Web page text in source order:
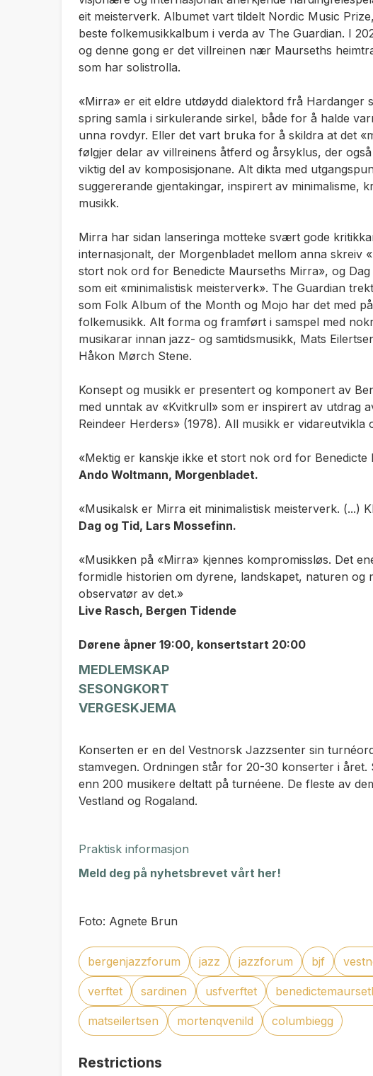
eit meisterverk. Albumet vart tildelt Nordic Music
beste folkemusikkalbum i verda av The Guardian. I
og denne gong er det villreinen nær Maurseths
som har solistrolla.
«Mirra» er eit eldre utdøydd dialektord frå Hardanger
spring samla i sirkulerande sirkel, både for å halde
unna rovdyr. Eller det vart bruka for å skildra at det
følgjer delar av villreinens åtferd og årsyklus, der
viktig del av komposisjonane. Alt dikta med
suggererande gjentakingar, inspirert av minimalisme,
musikk.
Mirra har sidan lanseringa motteke svært gode
internasjonalt, der Morgenbladet mellom anna skreiv
stort nok ord for Benedicte Maurseths Mirra», og
som eit «minimalistisk meisterverk». The Guardian
som Folk Album of the Month og Mojo har det med
folkemusikk. Alt forma og framført i samspel med
musikarar innan jazz- og samtidsmusikk, Mats
Håkon Mørch Stene.
Konsept og musikk er presentert og komponert av
med unntak av «Kvitkrull» som er inspirert av utdrag
Reindeer Herders» (1978). All musikk er vidareutvikla
«Mektig er kanskje ikke et stort nok ord for Benedicte
Ando Woltmann, Morgenbladet.
«Musikalsk er Mirra eit minimalistisk meisterverk. (...)
Dag og Tid, Lars Mossefinn.
«Musikken på «Mirra» kjennes kompromissløs. Det
formidle historien om dyrene, landskapet, naturen og
observatør av det.»
Live Rasch, Bergen Tidende
Dørene åpner 19:00, konsertstart 20:00
MEDLEMSKAP
SESONGKORT
VERGESKJEMA
Konserten er en del Vestnorsk Jazzsenter sin
stamvegen. Ordningen står for 20-30 konserter i
enn 200 musikere deltatt på turnéene. De fleste av
Vestland og Rogaland.
Praktisk informasjon
Meld deg på nyhetsbrevet vårt her!
Foto: Agnete Brun
bergenjazzforum jazz jazzforum bjf
verftet sardinen usfverftet
matseilertsen mortenqvenild columbiegg
Restrictions